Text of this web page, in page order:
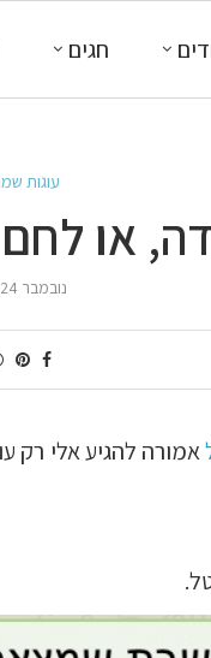
חגים
עוגות
או
נובמבר 24, 2012
אמורה להגיע אלי רק